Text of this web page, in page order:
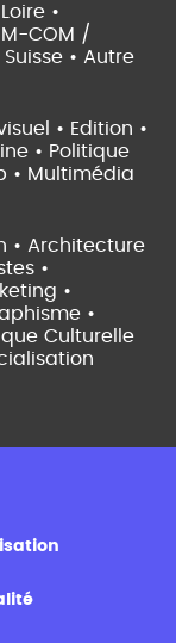
•
COM /
Suisse • Autre
• Edition •
• Politique
• Multimédia
• Architecture
•
•
•
Culturelle